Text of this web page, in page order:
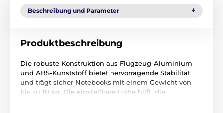
Beschreibung und Parameter
Produktbeschreibung
Die robuste Konstruktion aus Flugzeug-Aluminium
und ABS-Kunststoff bietet hervorragende Stabilität
und trägt sicher Notebooks mit einem Gewicht von
bis zu 10 kg. Die einstellbare Höhe hilft, die